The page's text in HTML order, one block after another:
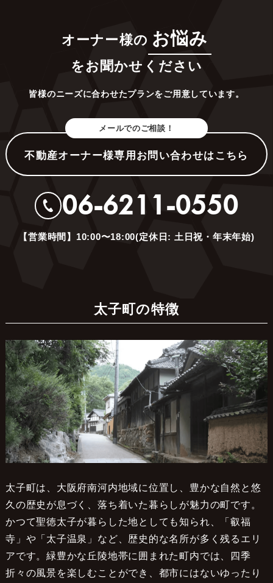
オーナー様の お悩み
をお聞かせください
皆様のニーズに合わせたプランをご用意しています。
メールでのご相談！
不動産オーナー様専用お問い合わせはこちら
06-6211-0550
【営業時間】10:00〜18:00(定休日: 土日祝・年末年始)
太子町の特徴
太子町は、大阪府南河内地域に位置し、豊かな自然と悠
久の歴史が息づく、落ち着いた暮らしが魅力の町です。
かつて聖徳太子が暮らした地としても知られ、「叡福
寺」や「太子温泉」など、歴史的な名所が多く残るエリ
アです。緑豊かな丘陵地帯に囲まれた町内では、四季
折々の風景を楽しむことができ、都市にはないゆったり